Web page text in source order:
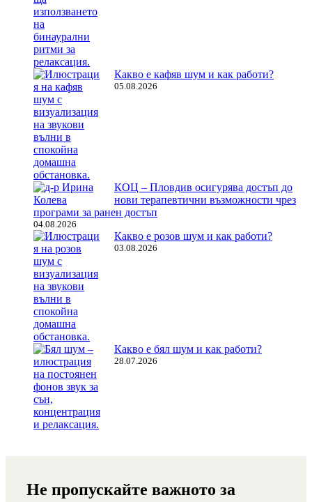
Какво е кафяв шум и как работи?
05.08.2026
КОЦ – Пловдив осигурява достъп до
нови терапевтични възможности чрез
програми за ранен достъп
04.08.2026
Какво е розов шум и как работи?
03.08.2026
Какво е бял шум и как работи?
28.07.2026
Не пропускайте важното за